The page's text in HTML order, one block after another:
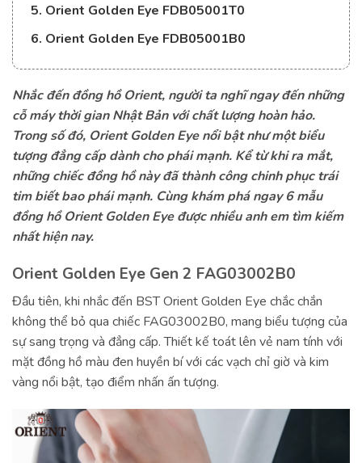
5. Orient Golden Eye FDB05001T0
6. Orient Golden Eye FDB05001B0
Nhắc đến đồng hồ Orient, người ta nghĩ ngay đến những
cỗ máy thời gian Nhật Bản với chất lượng hoàn hảo.
Trong số đó, Orient Golden Eye nổi bật như một biểu
tượng đẳng cấp dành cho phái mạnh. Kể từ khi ra mắt,
những chiếc đồng hồ này đã thành công chinh phục trái
tim biết bao phái mạnh. Cùng khám phá ngay 6 mẫu
đồng hồ Orient Golden Eye được nhiều anh em tìm kiếm
nhất hiện nay.
Orient Golden Eye Gen 2 FAG03002B0
Đầu tiên, khi nhắc đến BST Orient Golden Eye chắc chắn
không thể bỏ qua chiếc FAG03002B0, mang biểu tượng của
sự sang trọng và đẳng cấp. Thiết kế toát lên vẻ nam tính với
mặt đồng hồ màu đen huyền bí với các vạch chỉ giờ và kim
vàng nổi bật, tạo điểm nhấn ấn tượng.